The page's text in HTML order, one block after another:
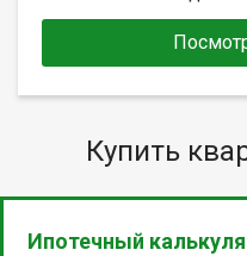
Купить
Ипотечный